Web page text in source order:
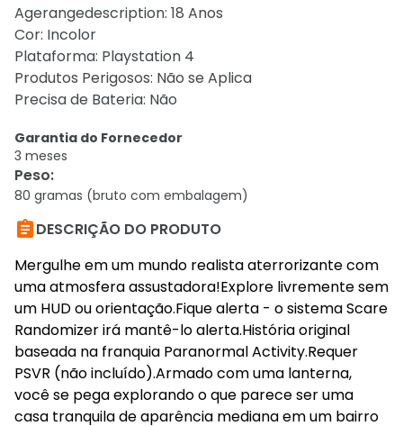
Agerangedescription: 18 Anos
Cor: Incolor
Plataforma: Playstation 4
Produtos Perigosos: Não se Aplica
Precisa de Bateria: Não
Garantia do Fornecedor
3 meses
Peso:
80 gramas (bruto com embalagem)
DESCRIÇÃO DO PRODUTO
Mergulhe em um mundo realista aterrorizante com
uma atmosfera assustadora!Explore livremente sem
um HUD ou orientação.Fique alerta - o sistema Scare
Randomizer irá mantê-lo alerta.História original
baseada na franquia Paranormal Activity.Requer
PSVR (não incluído).Armado com uma lanterna,
você se pega explorando o que parece ser uma
casa tranquila de aparência mediana em um bairro